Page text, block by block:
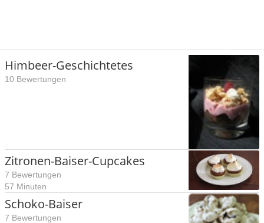
Himbeer-Geschichtetes
10 Bewertungen
Zitronen-Baiser-Cupcakes
7 Bewertungen
57 Minuten
Schoko-Baiser
7 Bewertungen